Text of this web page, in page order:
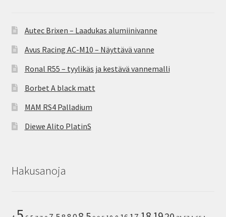
Autec Brixen – Laadukas alumiinivanne
Avus Racing AC-M10 – Näyttävä vanne
Ronal R55 – tyylikäs ja kestävä vannemalli
Borbet A black matt
MAM RS4 Palladium
Diewe Alito PlatinS
Hakusanoja